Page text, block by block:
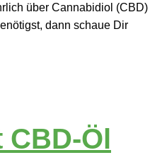
über Cannabidiol (CBD)
dann schaue Dir
Öl